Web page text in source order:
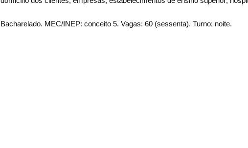
Bacharelado. MEC/INEP: conceito 5. Vagas: 60 (sessenta). Turno: noite.